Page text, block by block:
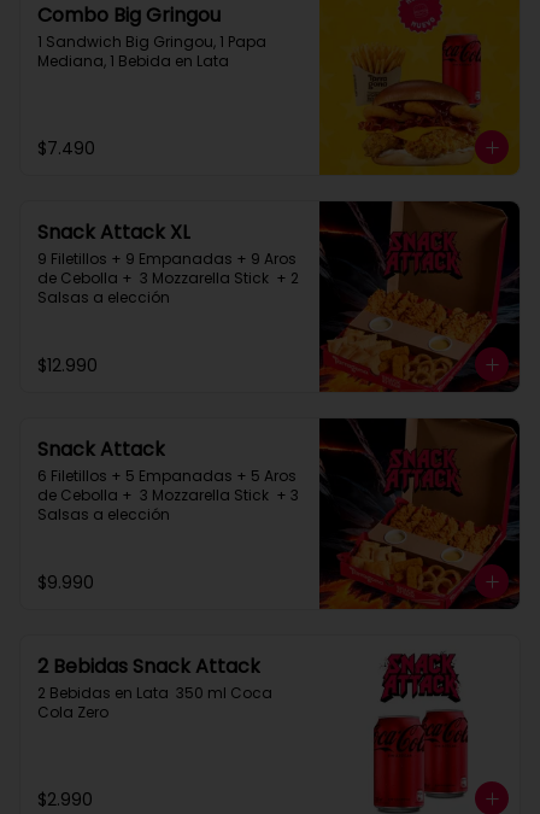
Combo Big Gringou
1 Sandwich Big Gringou, 1 Papa
Mediana, 1 Bebida en Lata
$7.490
Snack Attack XL
9 Filetillos + 9 Empanadas + 9 Aros
de Cebolla +  3 Mozzarella Stick  + 2
Salsas a elección
$12.990
Snack Attack
6 Filetillos + 5 Empanadas + 5 Aros
de Cebolla +  3 Mozzarella Stick  + 3
Salsas a elección
$9.990
2 Bebidas Snack Attack
2 Bebidas en Lata  350 ml Coca
Cola Zero
$2.990